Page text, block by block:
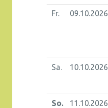
Fr. 09.10.2026
Sa. 10.10.2026
So. 11.10.2026